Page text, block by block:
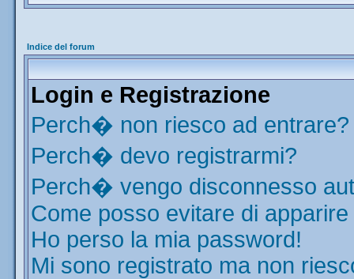
Indice del forum
Login e Registrazione
Perch� non riesco ad entrare?
Perch� devo registrarmi?
Perch� vengo disconnesso
Come posso evitare di
Ho perso la mia password!
Mi sono registrato ma non